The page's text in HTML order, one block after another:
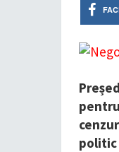
politic